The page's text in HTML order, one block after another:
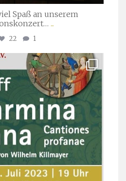
Spaß an unserem
...
22 1
Juli 22